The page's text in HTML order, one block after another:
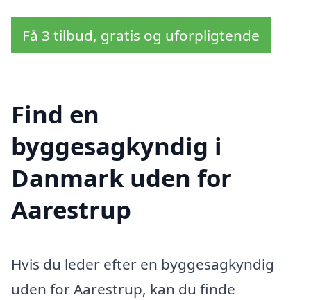
Få 3 tilbud, gratis og uforpligtende
Find en
byggesagkyndig i
Danmark uden for
Aarestrup
Hvis du leder efter en byggesagkyndig
uden for Aarestrup, kan du finde